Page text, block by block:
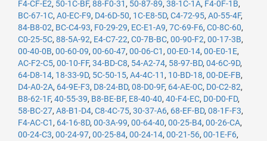
F4-CF-E2, 50-1C-BF, 88-F0-31 , 50-87-89, 38-1C-1A, F4-0F-1B,
BC-67-1C, A0-EC-F9, D4-6D-50, 1C-E8-5D, C4-72-95, A0-55-4F,
84-B8-02, BC-C4-93, F0-29-29, EC-E1-A9, 7C-69-F6, C0-8C-60,
C0-25-5C, 88-5A-92, E4-C7-22, C0-7B-BC, 00-90-F2, 00-17-3B,
00-40-0B, 00-60-09, 00-60-47, 00-06-C1 , 00-E0-14, 00-E0-1E,
AC-F2-C5, 00-10-FF, 34-BD-C8, 54-A2-74, 58-97-BD, 04-6C-9D,
64-D8-14, 18-33-9D, 5C-50-15, A4-4C-11 , 10-BD-18, 00-DE-FB,
D4-A0-2A, 64-9E-F3, D8-24-BD, 08-D0-9F, 64-AE-0C, D0-C2-82,
B8-62-1F, 40-55-39, B8-BE-BF, E8-40-40, 40-F4-EC, D0-D0-FD,
58-BC-27, A8-B1-D4, C8-4C-75, 30-37-A6, 68-EF-BD, 08-1F-F3,
F4-AC-C1 , 64-16-8D, 00-3A-99, 00-64-40, 00-25-B4, 00-26-CA,
00-24-C3, 00-24-97, 00-25-84, 00-24-14, 00-21-56, 00-1E-F6,